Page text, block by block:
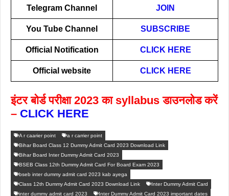
Telegram Channel JOIN
You Tube Channel SUBSCRIBE
Official Notification CLICK HERE
Official website CLICK HERE
इंटर बोर्ड परीक्षा 2023 का syllabus डाउनलोड करें
– CLICK HERE
A r caarier point
a r carrier point
Bihar Board Class 12 Dummy Admit Card 2023 Download Link
Bihar Board Inter Dummy Admit Card 2023
BSEB Class 12th Dummy Admit Card For Board Exam 2023
bseb inter dummy admit card 2023 kab ayega
Class 12th Dummy Admit Card 2023 Download Link
Inter Dummy Admit Card
inter dummy admit card 2023
Inter Dummy Admit Card 2023 important dates